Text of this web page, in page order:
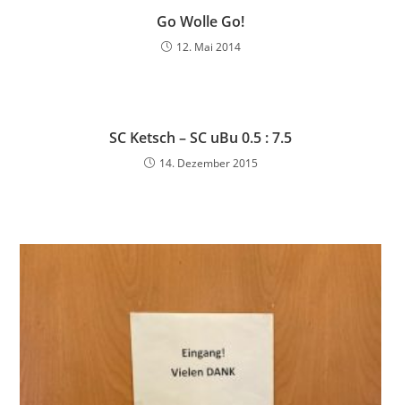
Go Wolle Go!
12. Mai 2014
SC Ketsch – SC uBu 0.5 : 7.5
14. Dezember 2015